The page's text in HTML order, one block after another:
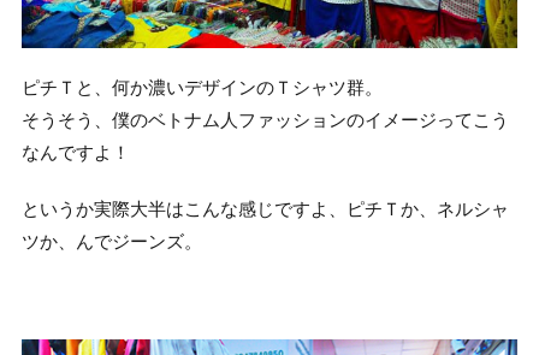
ピチＴと、何か濃いデザインのＴシャツ群。
そうそう、僕のベトナム人ファッションのイメージってこう
なんですよ！
というか実際大半はこんな感じですよ、ピチＴか、ネルシャ
ツか、んでジーンズ。